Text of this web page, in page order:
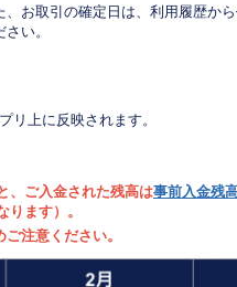
お取引の確定日は、利用履歴か
い。
上に反映されます。
、ご入金された残高は事前入金残
ます）。
注意ください。